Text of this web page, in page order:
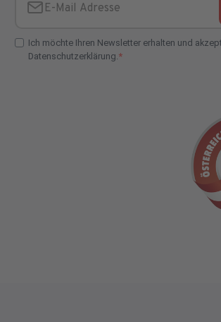
Ich möchte Ihren Newsletter erhalten und
Datenschutzerklärung.